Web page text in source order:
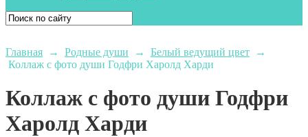
Главная → Родные души → Белый ведущий цвет →
Коллаж с фото души Годфри Харолд Харди
Коллаж с фото души Годфри
Харолд Харди